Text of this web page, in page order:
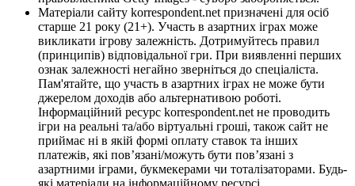
Матеріали сайту korrespondent.net призначені для осіб
старше 21 року (21+). Участь в азартних іграх може
викликати ігрову залежність. Дотримуйтесь правил
(принципів) відповідальної гри. При виявленні перших
ознак залежності негайно зверніться до спеціаліста.
Пам'ятайте, що участь в азартних іграх не може бути
джерелом доходів або альтернативою роботі.
Інформаційний ресурс korrespondent.net не проводить
ігри на реальні та/або віртуальні гроші, також сайт не
приймає ні в якій формі оплату ставок та інших
платежів, які пов’язані/можуть бути пов’язані з
азартними іграми, букмекерами чи тоталізаторами. Будь-